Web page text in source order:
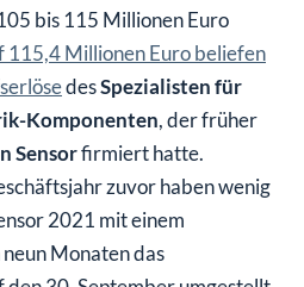
bis 115 Millionen Euro
115,4 Millionen Euro beliefen
desSpezialisten für
Komponenten, der früher
Sensorfirmiert hatte.
zuvor haben wenig
2021 mit einem
Monaten das